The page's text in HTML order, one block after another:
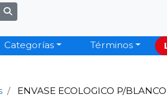
Categorías Términos
ENVASE ECOLOGICO P/